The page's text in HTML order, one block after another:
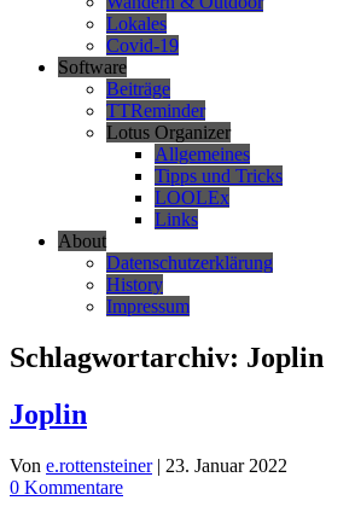
Lokales
Covid-19
Software
Beiträge
TTReminder
Lotus Organizer
Allgemeines
Tipps und Tricks
LOOLEx
Links
About
Datenschutzerklärung
History
Impressum
Schlagwortarchiv: Joplin
Joplin
Von e.rottensteiner | 23. Januar 2022
0 Kommentare